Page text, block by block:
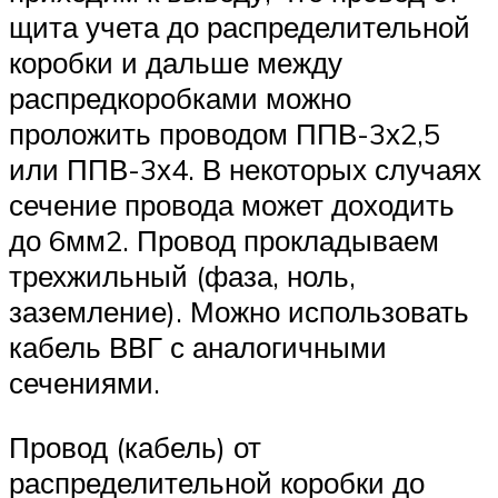
щита учета до распределительной
коробки и дальше между
распредкоробками можно
проложить проводом ППВ-3х2,5
или ППВ-3х4. В некоторых случаях
сечение провода может доходить
до 6мм2. Провод прокладываем
трехжильный (фаза, ноль,
заземление). Можно использовать
кабель ВВГ с аналогичными
сечениями.
Провод (кабель) от
распределительной коробки до